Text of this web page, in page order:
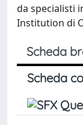
da specialisti
Institution di
Scheda
Scheda